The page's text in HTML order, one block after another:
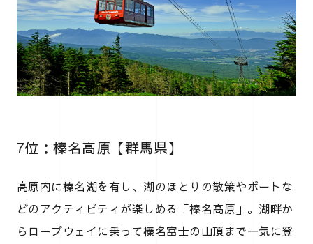
7位：榛名高原【群馬県】
高原内に榛名湖を有し、湖のほとりの散策やボートな
どのアクティビティが楽しめる「榛名高原」。湖畔か
らロープウェイに乗って榛名富士の山頂まで一気に登